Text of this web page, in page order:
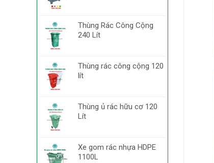
Thùng Rác Công Cộng
240 Lít
Thùng rác công cộng 120
lít
Thùng ủ rác hữu cơ 120
Lít
Xe gom rác nhựa HDPE
1100L